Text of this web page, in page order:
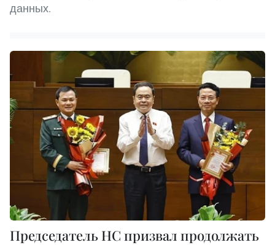
данных.
Председатель НC призвал продолжать